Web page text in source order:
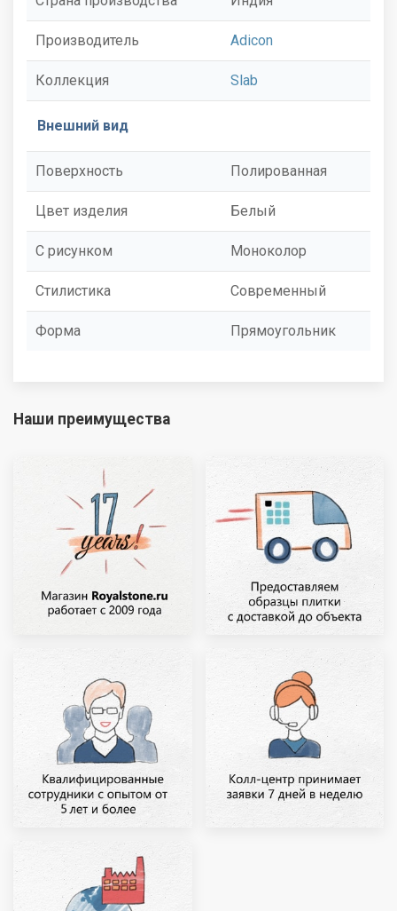
Производитель Adicon
Коллекция Slab
Внешний вид
Поверхность Полированная
Цвет изделия Белый
С рисунком Моноколор
Стилистика Современный
Форма Прямоугольник
Наши преимущества